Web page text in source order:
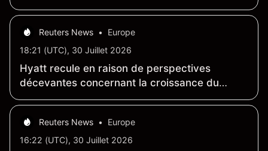
chambre
Reuters News •
Europe
18:21 (UTC), 30 Juillet 2026
Hyatt recule en raison de perspectives
décevantes concernant la croissance du
nombre de chambres ; les pressions au
Reuters News •
Europe
16:22 (UTC), 30 Juillet 2026